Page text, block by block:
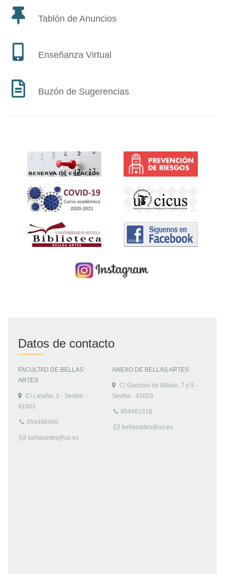
Tablón de Anuncios
Enseñanza Virtual
Buzón de Sugerencias
Datos de contacto
FACULTAD DE BELLAS
ARTES
C/ Laraña, 3 - Sevilla -
41003
954486490
bellasartes@us.es
ANEXO DE BELLAS ARTES
C/ Gonzalo de Bilbao, 7 y 9 -
Sevilla - 41003
954481318
bellasartes@us.es